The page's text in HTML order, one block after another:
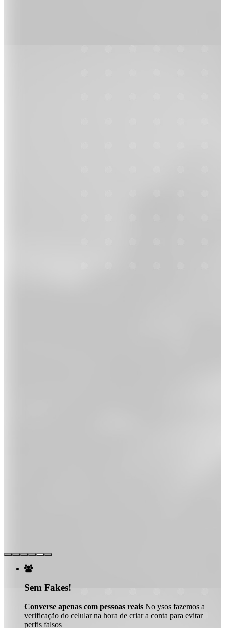

Sem Fakes!
Converse apenas com pessoas reais No ysos fazemos a
verificação do celular na hora de criar a conta para evitar
perfis falsos